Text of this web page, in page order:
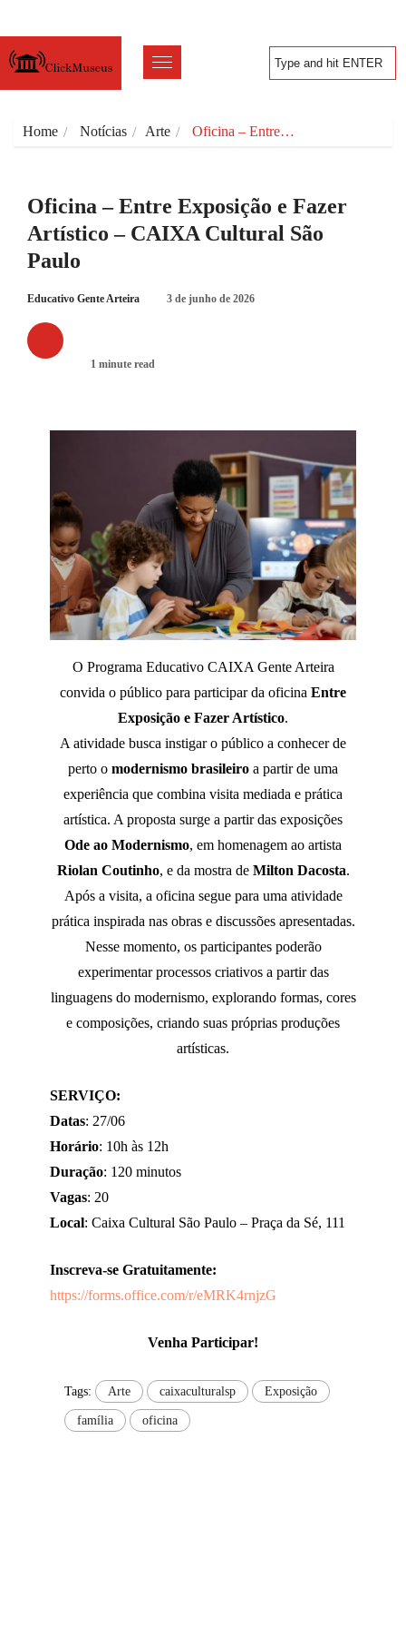
Home Notícias Arte Oficina – Entre…
Oficina – Entre Exposição e Fazer
Artístico – CAIXA Cultural São
Paulo
Educativo Gente Arteira 3 de junho de 2026
1 minute read
O Programa Educativo CAIXA Gente Arteira
convida o público para participar da oficina Entre
Exposição e Fazer Artístico.
A atividade busca instigar o público a conhecer de
perto o modernismo brasileiro a partir de uma
experiência que combina visita mediada e prática
artística. A proposta surge a partir das exposições
Ode ao Modernismo, em homenagem ao artista
Riolan Coutinho, e da mostra de Milton Dacosta.
Após a visita, a oficina segue para uma atividade
prática inspirada nas obras e discussões apresentadas.
Nesse momento, os participantes poderão
experimentar processos criativos a partir das
linguagens do modernismo, explorando formas, cores
e composições, criando suas próprias produções
artísticas.
SERVIÇO:
Datas: 27/06
Horário: 10h às 12h
Duração: 120 minutos
Vagas: 20
Local: Caixa Cultural São Paulo – Praça da Sé, 111
Inscreva-se Gratuitamente:
https://forms.office.com/r/eMRK4rnjzG
Venha Participar!
Tags: Arte caixaculturalsp Exposição
família oficina